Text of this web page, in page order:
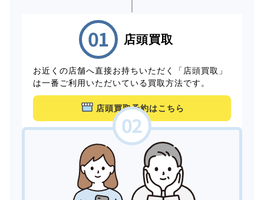
店頭買取
お近くの店舗へ直接お持ちいただく「店頭買取」
は一番ご利用いただいている買取方法です。
店頭買取予約はこちら